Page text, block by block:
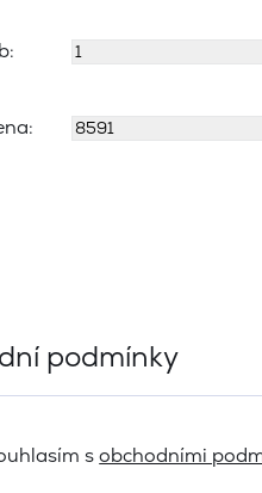
podmínky
sobchodními